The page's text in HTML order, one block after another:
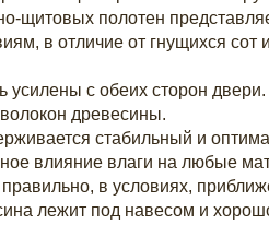
щитовых полотен
в отличие от гнущихся
усилены с обеих сторон
древесины.
стабильный и
влияние влаги на любые
в условиях,
лежит под навесом и